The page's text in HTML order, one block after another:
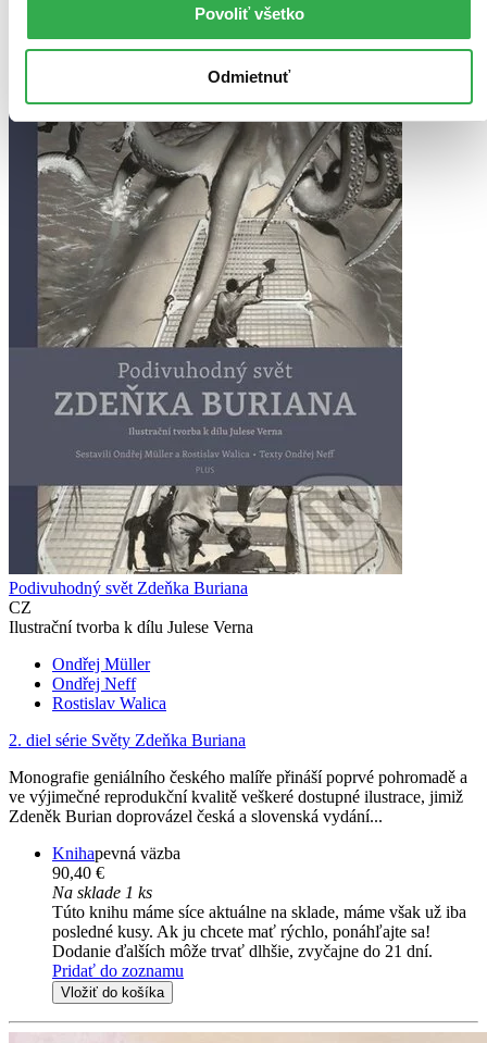
Povoliť všetko
Odmietnuť
Podivuhodný svět Zdeňka Buriana
CZ
Ilustrační tvorba k dílu Julese Verna
Ondřej Müller
Ondřej Neff
Rostislav Walica
2. diel série Světy Zdeňka Buriana
Monografie geniálního českého malíře přináší poprvé pohromadě a
ve výjimečné reprodukční kvalitě veškeré dostupné ilustrace, jimiž
Zdeněk Burian doprovázel česká a slovenská vydání...
Knihapevná väzba
90,40 €
Na sklade 1 ks
Túto knihu máme síce aktuálne na sklade, máme však už iba
posledné kusy. Ak ju chcete mať rýchlo, ponáhľajte sa!
Dodanie ďalších môže trvať dlhšie, zvyčajne do 21 dní.
Pridať do zoznamu
Vložiť do košíka